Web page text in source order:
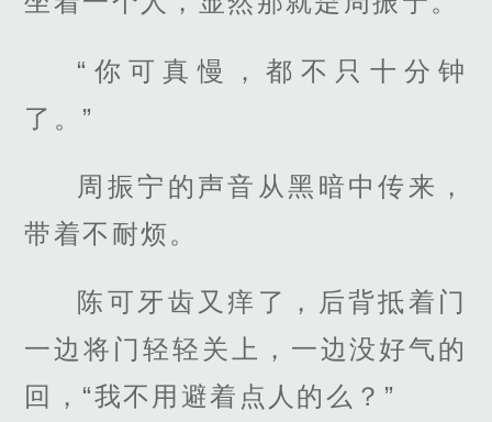
“你可真慢，都不只十分钟
了。”
周振宁的声音从黑暗中传来，
带着不耐烦。
陈可牙齿又痒了，后背抵着门
一边将门轻轻关上，一边没好气的
回，“我不用避着点人的么？”